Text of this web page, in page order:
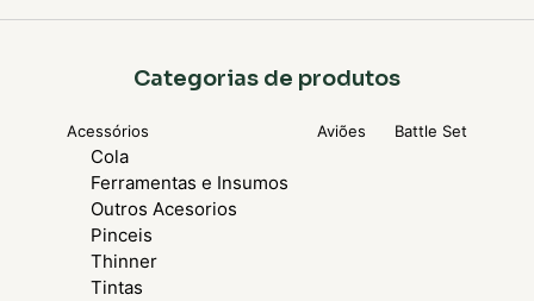
Categorias de produtos
Acessórios
Cola
Ferramentas e Insumos
Outros Acesorios
Pinceis
Thinner
Tintas
Aviões Battle Set